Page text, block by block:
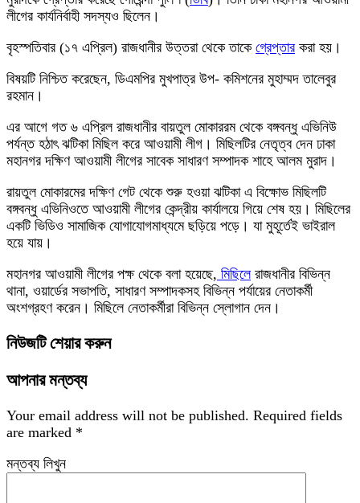
লীগের কার্যনির্বাহী সদস্যও ছিলেন।
বৃহস্পতিবার (১৭ এপ্রিল) রাজধানীর উত্তরা থেকে তাকে গ্রেপ্তারকরা হয়।
বিষয়টি নিশ্চিত করেছেন, ডিএমপির মুখপাত্র উপ- কমিশনের মুহাম্মদ তালেবুর
রহমান।
এর আগে গত ৬ এপ্রিল রাজধানীর বায়তুল মোকাররম থেকে বঙ্গবন্ধু এভিনিউ
পর্যন্ত হঠাৎ ঝটিকা মিছিল করে আওয়ামী লীগ। মিছিলটির নেতৃত্ব দেন ঢাকা
মহানগর দক্ষিণ আওয়ামী লীগের সাবেক সাধারণ সম্পাদক শাহে আলম মুরাদ।
রায়তুল মোকারমের দক্ষিণ গেট থেকে শুরু হওয়া ঝটিকা এ বিক্ষোভ মিছিলটি
বঙ্গবন্ধু এভিনিওতে আওয়ামী লীগের কেন্দ্রীয় কার্যালয়ে গিয়ে শেষ হয়। মিছিলের
একটি ভিডিও সামাজিক যোগাযোগমাধ্যমে ছড়িয়ে পড়ে। যা মুহূর্তেই ভাইরাল
হয়ে যায়।
মহানগর আওয়ামী লীগের পক্ষ থেকে বলা হয়েছে, মিছিলেরাজধানীর বিভিন্ন
থানা, ওয়ার্ডের সভাপতি, সাধারণ সম্পাদকসহ বিভিন্ন পর্যায়ের নেতাকর্মী
অংশগ্রহণ করেন। মিছিলে নেতাকর্মীরা বিভিন্ন স্লোগান দেন।
নিউজটি শেয়ার করুন
আপনার মন্তব্য
Your email address will not be published. Required fields
are marked *
মন্তব্য লিখুন